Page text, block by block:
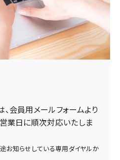
会員用メールフォームより
業日に順次対応いたしま
お知らせしている専用ダイヤルか